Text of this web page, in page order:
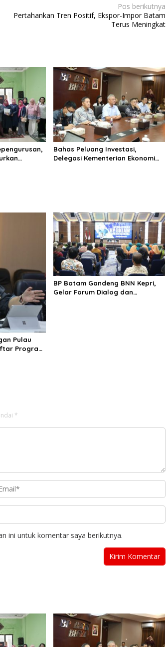
Pos berikutnya
Pertahankan Tren Positif, Ekspor-Impor Batam
Terus Meningkat
Bahas Peluang Investasi,
Delegasi Kementerian Ekonomi
Pulau
Program
BP Batam Gandeng BNN Kepri,
Gelar Forum Dialog dan
*
ini untuk komentar saya berikutnya.